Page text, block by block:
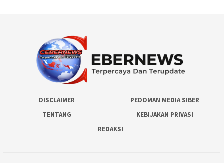
DISCLAIMER
PEDOMAN MEDIA SIBER
TENTANG
KEBIJAKAN PRIVASI
REDAKSI